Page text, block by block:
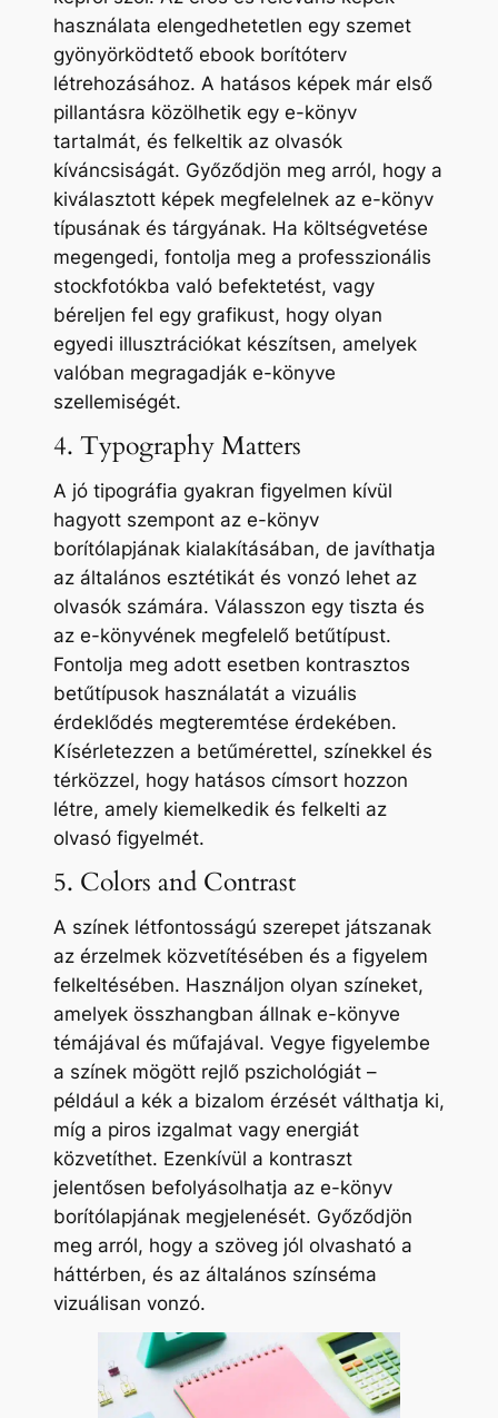
használata elengedhetetlen egy szemet
gyönyörködtető ebook borítóterv
létrehozásához. A hatásos képek már első
pillantásra közölhetik egy e-könyv
tartalmát, és felkeltik az olvasók
kíváncsiságát. Győződjön meg arról, hogy a
kiválasztott képek megfelelnek az e-könyv
típusának és tárgyának. Ha költségvetése
megengedi, fontolja meg a professzionális
stockfotókba való befektetést, vagy
béreljen fel egy grafikust, hogy olyan
egyedi illusztrációkat készítsen, amelyek
valóban megragadják e-könyve
szellemiségét.
4. Typography Matters
A jó tipográfia gyakran figyelmen kívül
hagyott szempont az e-könyv
borítólapjának kialakításában, de javíthatja
az általános esztétikát és vonzó lehet az
olvasók számára. Válasszon egy tiszta és
az e-könyvének megfelelő betűtípust.
Fontolja meg adott esetben kontrasztos
betűtípusok használatát a vizuális
érdeklődés megteremtése érdekében.
Kísérletezzen a betűmérettel, színekkel és
térközzel, hogy hatásos címsort hozzon
létre, amely kiemelkedik és felkelti az
olvasó figyelmét.
5. Colors and Contrast
A színek létfontosságú szerepet játszanak
az érzelmek közvetítésében és a figyelem
felkeltésében. Használjon olyan színeket,
amelyek összhangban állnak e-könyve
témájával és műfajával. Vegye figyelembe
a színek mögött rejlő pszichológiát –
például a kék a bizalom érzését válthatja ki,
míg a piros izgalmat vagy energiát
közvetíthet. Ezenkívül a kontraszt
jelentősen befolyásolhatja az e-könyv
borítólapjának megjelenését. Győződjön
meg arról, hogy a szöveg jól olvasható a
háttérben, és az általános színséma
vizuálisan vonzó.